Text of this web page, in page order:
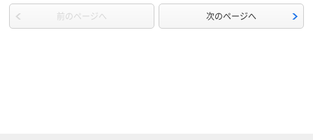
前のページへ 次のページへ